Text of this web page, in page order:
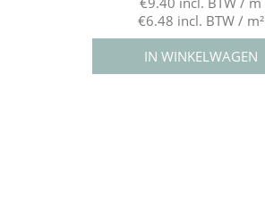
€6.48 incl. BTW / m²